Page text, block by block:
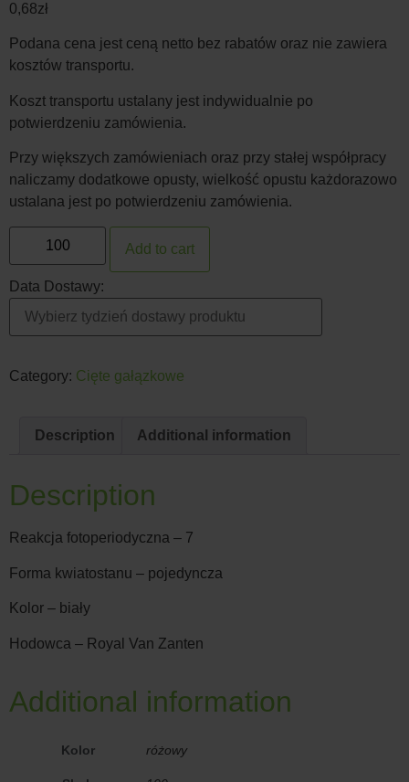
0,68zł
Podana cena jest ceną netto bez rabatów oraz nie zawiera
kosztów transportu.
Koszt transportu ustalany jest indywidualnie po
potwierdzeniu zamówienia.
Przy większych zamówieniach oraz przy stałej współpracy
naliczamy dodatkowe opusty, wielkość opustu każdorazowo
ustalana jest po potwierdzeniu zamówienia.
Add to cart
Data Dostawy:
Category: Cięte gałązkowe
Description Additional information
Description
Reakcja fotoperiodyczna – 7
Forma kwiatostanu – pojedyncza
Kolor – biały
Hodowca – Royal Van Zanten
Additional information
Kolor różowy